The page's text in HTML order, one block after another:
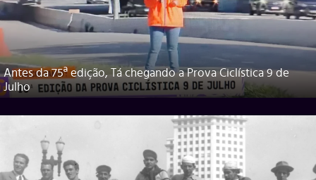
Antes da 75ª edição, Tá chegando a Prova Ciclística 9 de
Julho